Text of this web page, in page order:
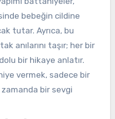
bebeğin cildine
tutar. Ayrıca, bu
anılarını taşır; her bir
bir hikaye anlatır.
vermek, sadece bir
bir sevgi